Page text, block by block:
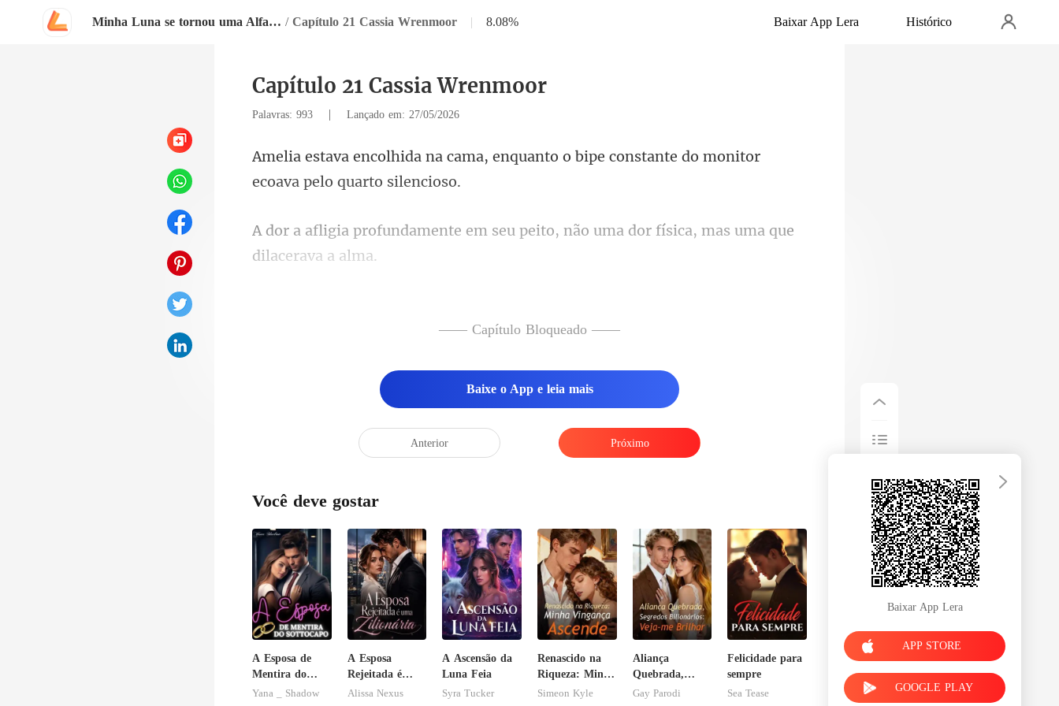
Minha Luna se tornou uma Alfa depois que a rejeitei / Capítulo 21 Cassia Wrenmoor | 8.08% Baixar App Lera Histórico
Capítulo 21 Cassia Wrenmoor
Palavras: 993 | Lançado em: 27/05/2026
enquanto o bipe constante do moni
m seu peito, não uma dor física
elia se sentou, s
—— Capítulo Bloqueado ——
Baixe o App e leia mais
Anterior Próximo
Você deve gostar
A Esposa de
Mentira do
Sottocapo
Yana _ Shadow
A Esposa
Rejeitada é
uma Zilionária
Alissa Nexus
A Ascensão da
Luna Feia
Syra Tucker
Renascido na
Riqueza: Minha
Vingança
Simeon Kyle
Aliança
Quebrada,
Segredos
Gay Parodi
Felicidade para
sempre
Sea Tease
Baixar App Lera
APP STORE
GOOGLE PLAY